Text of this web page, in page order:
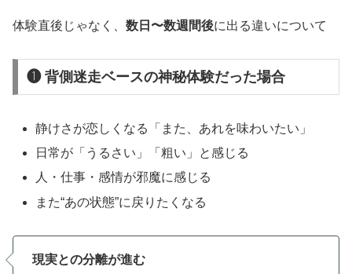
体験直後じゃなく、 数日〜数週間後に出る違いについて
❶ 背側迷走ベースの神秘体験だった場合
静けさが恋しくなる「また、あれを味わいたい」
日常が「うるさい」「粗い」と感じる
人・仕事・感情が邪魔に感じる
また“あの状態”に戻りたくなる
現実との分離が進む